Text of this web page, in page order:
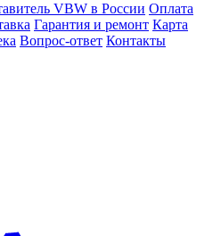
VBW в России Оплата
Гарантия и ремонт Карта
Вопрос-ответ Контакты